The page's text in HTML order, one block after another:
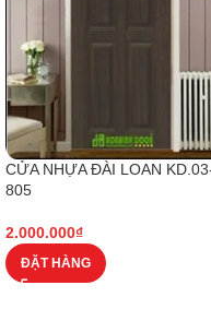
CỬA NHỰA ĐÀI LOAN
805
2.000.000₫
ĐẶT HÀNG